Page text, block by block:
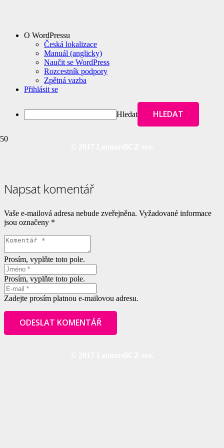
O WordPressu
Česká lokalizace
Manuál (anglicky)
Naučit se WordPress
Rozcestník podpory
Zpětná vazba
Přihlásit se
Hledat
Napsat komentář
Vaše e-mailová adresa nebude zveřejněna. Vyžadované informace
jsou označeny *
Prosím, vyplňte toto pole.
Prosím, vyplňte toto pole.
Zadejte prosím platnou e-mailovou adresu.
ODESLAT KOMENTÁŘ